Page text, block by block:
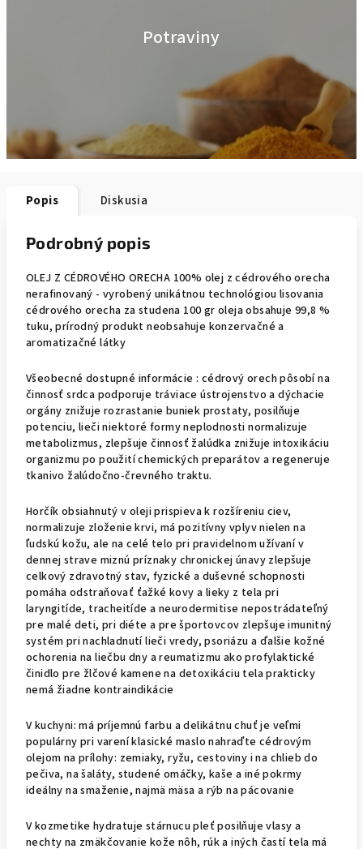
Potraviny
Popis Diskusia
Podrobný popis
OLEJ Z CÉDROVÉHO ORECHA 100% olej z cédrového orecha
nerafinovaný - vyrobený unikátnou technológiou lisovania
cédrového orecha za studena 100 gr oleja obsahuje 99,8 %
tuku, prírodný produkt neobsahuje konzervačné a
aromatizačné látky
Všeobecné dostupné informácie : cédrový orech pôsobí na
činnosť srdca podporuje tráviace ústrojenstvo a dýchacie
orgány znižuje rozrastanie buniek prostaty, posilňuje
potenciu, lieči niektoré formy neplodnosti normalizuje
metabolizmus, zlepšuje činnosť žalúdka znižuje intoxikáciu
organizmu po použití chemických preparátov a regeneruje
tkanivo žalúdočno-črevného traktu.
Horčík obsiahnutý v oleji prispieva k rozšíreniu ciev,
normalizuje zloženie krvi, má pozitívny vplyv nielen na
ľudskú kožu, ale na celé telo pri pravidelnom užívaní v
dennej strave miznú príznaky chronickej únavy zlepšuje
celkový zdravotný stav, fyzické a duševné schopnosti
pomáha odstraňovať ťažké kovy a lieky z tela pri
laryngitíde, tracheitíde a neurodermitise nepostrádateľný
pre malé deti, pri diéte a pre športovcov zlepšuje imunitný
systém pri nachladnutí lieči vredy, psoriázu a ďalšie kožné
ochorenia na liečbu dny a reumatizmu ako profylaktické
činidlo pre žlčové kamene na detoxikáciu tela prakticky
nemá žiadne kontraindikácie
V kuchyni: má príjemnú farbu a delikátnu chuť je veľmi
populárny pri varení klasické maslo nahraďte cédrovým
olejom na prílohy: zemiaky, ryžu, cestoviny i na chlieb do
pečiva, na šaláty, studené omáčky, kaše a iné pokrmy
ideálny na smaženie, najmä mäsa a rýb na pácovanie
V kozmetike hydratuje stárnucu pleť posilňuje vlasy a
nechty na zmäkčovanie kože nôh, rúk a iných častí tela má